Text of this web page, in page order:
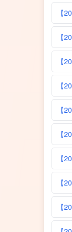
【
【
【
【
【
【
【
【
【